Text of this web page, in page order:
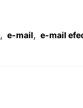
, e-mail, e-mail